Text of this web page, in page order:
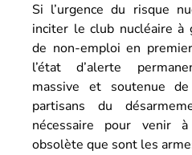
Si l’urgence du risque
inciter le club nucléaire à
de non-emploi en
l’état d’alerte
massive et soutenue
partisans du
nécessaire pour venir
obsolète que sont les